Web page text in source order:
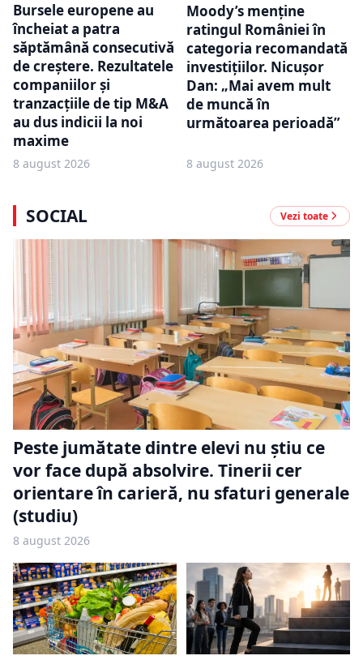
Bursele europene au
încheiat a patra
săptămână consecutivă
de creștere. Rezultatele
companiilor și
tranzacțiile de tip M&A
au dus indicii la noi
maxime
8 august 2026
Moody’s menține
ratingul României în
categoria recomandată
investițiilor. Nicușor
Dan: „Mai avem mult
de muncă în
următoarea perioadă”
8 august 2026
SOCIAL Vezi toate
Peste jumătate dintre elevi nu știu ce
vor face după absolvire. Tinerii cer
orientare în carieră, nu sfaturi generale
(studiu)
8 august 2026